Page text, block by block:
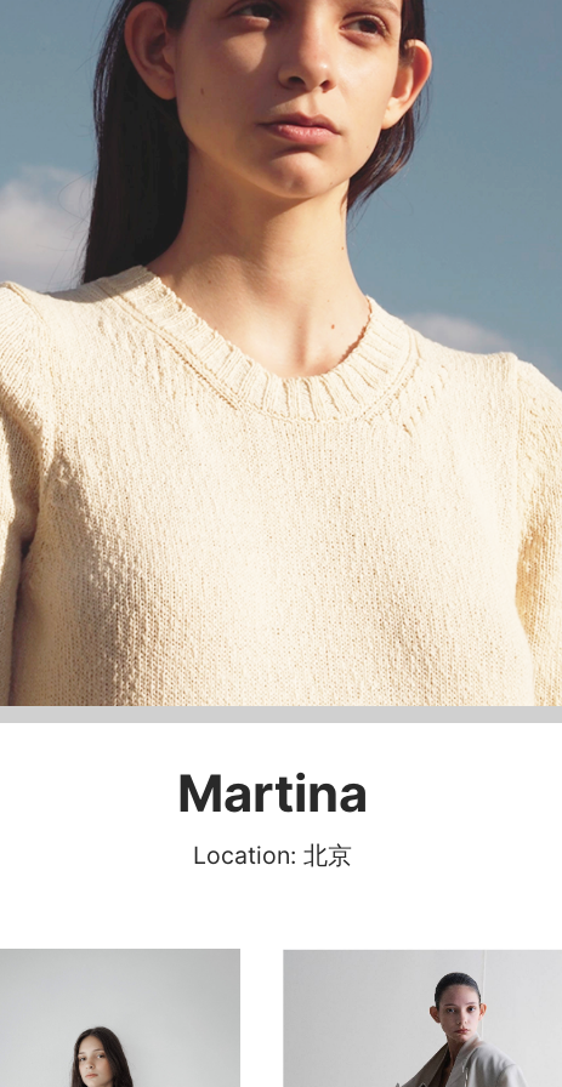
Martina
Location: 北京